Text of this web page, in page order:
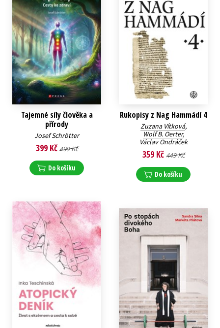
Tajemné síly člověka a
přírody
Josef Schrötter
399 Kč 499 Kč
Do košíku
Rukopisy z Nag Hammádí 4
Zuzana Vítková,
Wolf B. Oerter,
Václav Ondráček
359 Kč 449 Kč
Do košíku